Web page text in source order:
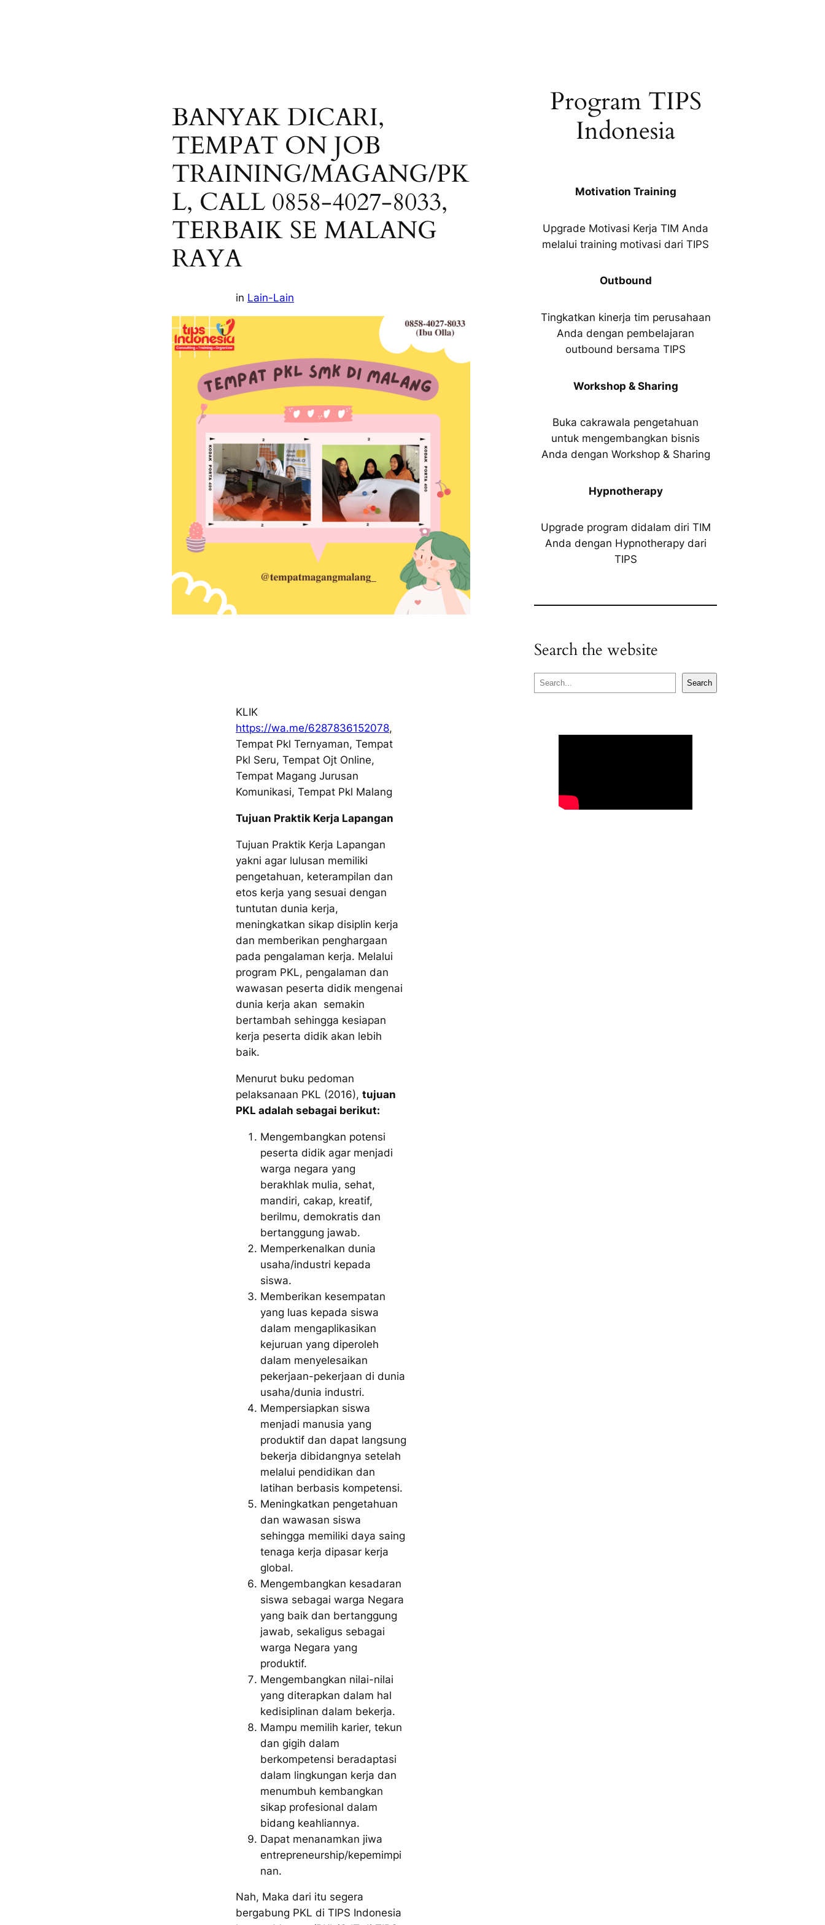
BANYAK DICARI,
TEMPAT ON JOB
TRAINING/MAGANG/PK
L, CALL 0858-4027-8033,
TERBAIK SE MALANG
RAYA
in Lain-Lain
KLIK
https://wa.me/6287836152078,
Tempat Pkl Ternyaman, Tempat
Pkl Seru, Tempat Ojt Online,
Tempat Magang Jurusan
Komunikasi, Tempat Pkl Malang
Tujuan Praktik Kerja Lapangan
Tujuan Praktik Kerja Lapangan
yakni agar lulusan memiliki
pengetahuan, keterampilan dan
etos kerja yang sesuai dengan
tuntutan dunia kerja,
meningkatkan sikap disiplin kerja
dan memberikan penghargaan
pada pengalaman kerja. Melalui
program PKL, pengalaman dan
wawasan peserta didik mengenai
dunia kerja akan semakin
bertambah sehingga kesiapan
kerja peserta didik akan lebih
baik.
Menurut buku pedoman
pelaksanaan PKL (2016), tujuan
PKL adalah sebagai berikut:
Mengembangkan potensi
peserta didik agar menjadi
warga negara yang
berakhlak mulia, sehat,
mandiri, cakap, kreatif,
berilmu, demokratis dan
bertanggung jawab.
Memperkenalkan dunia
usaha/industri kepada
siswa.
Memberikan kesempatan
yang luas kepada siswa
dalam mengaplikasikan
kejuruan yang diperoleh
dalam menyelesaikan
pekerjaan-pekerjaan di dunia
usaha/dunia industri.
Mempersiapkan siswa
menjadi manusia yang
produktif dan dapat langsung
bekerja dibidangnya setelah
melalui pendidikan dan
latihan berbasis kompetensi.
Meningkatkan pengetahuan
dan wawasan siswa
sehingga memiliki daya saing
tenaga kerja dipasar kerja
global.
Mengembangkan kesadaran
siswa sebagai warga Negara
yang baik dan bertanggung
jawab, sekaligus sebagai
warga Negara yang
produktif.
Mengembangkan nilai-nilai
yang diterapkan dalam hal
kedisiplinan dalam bekerja.
Mampu memilih karier, tekun
dan gigih dalam
berkompetensi beradaptasi
dalam lingkungan kerja dan
menumbuh kembangkan
sikap profesional dalam
bidang keahliannya.
Dapat menanamkan jiwa
entrepreneurship/kepemimpi
nan.
Nah, Maka dari itu segera
bergabung PKL di TIPS Indonesia
Program TIPS
Indonesia
Motivation Training
Upgrade Motivasi Kerja TIM Anda
melalui training motivasi dari TIPS
Outbound
Tingkatkan kinerja tim perusahaan
Anda dengan pembelajaran
outbound bersama TIPS
Workshop & Sharing
Buka cakrawala pengetahuan
untuk mengembangkan bisnis
Anda dengan Workshop & Sharing
Hypnotherapy
Upgrade program didalam diri TIM
Anda dengan Hypnotherapy dari
TIPS
Search the website
S
e
Search